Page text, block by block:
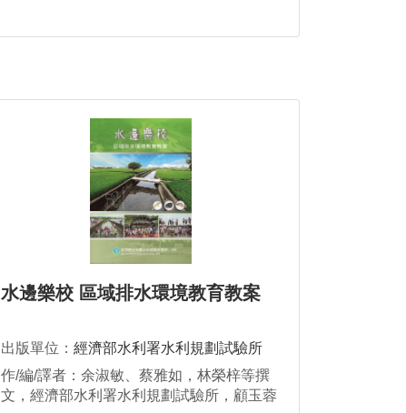
水邊樂校 區域排水環境教育教案
出版單位： 經濟部水利署水利規劃試驗所
作/編/譯者：余淑敏、蔡雅如，林榮梓等撰
文，經濟部水利署水利規劃試驗所，顧玉蓉